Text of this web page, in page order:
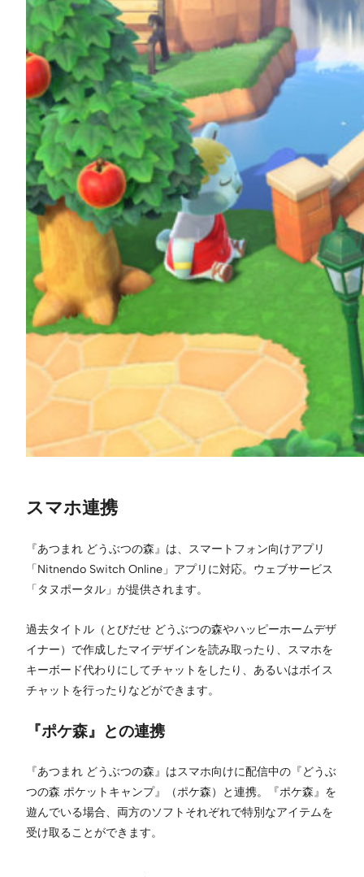
スマホ連携
『あつまれ どうぶつの森』は、スマートフォン向けアプリ
「Nitnendo Switch Online」アプリに対応。ウェブサービス
「タヌポータル」が提供されます。
過去タイトル（とびだせ どうぶつの森やハッピーホームデザ
イナー）で作成したマイデザインを読み取ったり、スマホを
キーボード代わりにしてチャットをしたり、あるいはボイス
チャットを行ったりなどができます。
『ポケ森』との連携
『あつまれ どうぶつの森』はスマホ向けに配信中の『どうぶ
つの森 ポケットキャンプ』（ポケ森）と連携。『ポケ森』を
遊んでいる場合、両方のソフトそれぞれで特別なアイテムを
受け取ることができます。